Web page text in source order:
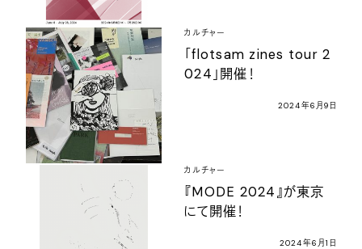
カルチャー
「flotsam zines tour 2
024」開催！
2024年6月9日
カルチャー
『MODE 2024』が東京
にて開催！
2024年6月1日